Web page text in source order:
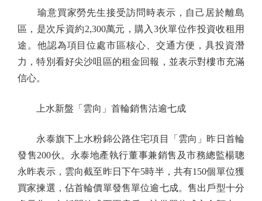
瑜意買家勞先生接受訪問時表示，自己居於離島
區，是次斥資約2,300萬元，購入3伙單位作投資收租用
途。他認為項目位處市區核心、交通方便，具投資潛
力，特別看好尖沙咀區的租金回報，並表示對樓市充滿
信心。
上水新盤「雲向」首輪銷售沽逾七成
永泰旗下上水粉錦公路住宅項目「雲向」昨日首輪
發售200伙。永泰地產執行董事兼銷售及市務總監楊聰
永昨表示，雲向截至昨日下午5時半，共有150個單位獲
買家揀選，佔首輪價單發售單位逾七成。售出戶型十分